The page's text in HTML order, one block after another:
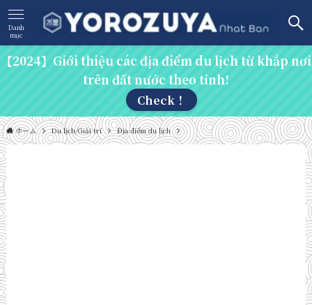
Danh
mục
【2024】Giới thiệu các địa điểm du lịch từ khắp nơi
trên đất nước theo tỉnh!
Check！
ホーム Du lịch/Giải trí Địa điểm du lịch